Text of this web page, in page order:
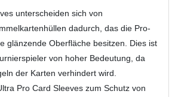
unterscheiden sich von
dadurch, das die Pro-
glänzende Oberfläche besitzen. Dies ist
von hoher Bedeutung, da
der Karten verhindert wird.
Pro Card Sleeves zum Schutz von